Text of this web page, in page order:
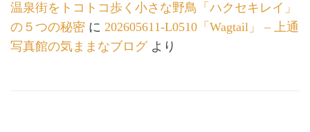
温泉街をトコトコ歩く小さな野鳥「ハクセキレイ」
の５つの秘密 に 202605611-L0510「Wagtail」 – 上通
写真館の気ままなブログより